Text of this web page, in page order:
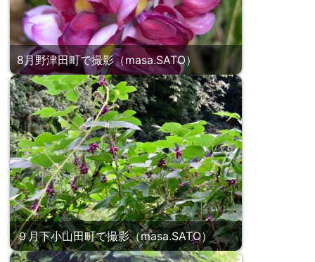
8月野津田町で撮影（masa.SATO）
９月下小山田町で撮影（masa.SATO）